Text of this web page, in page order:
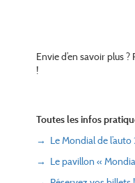
Envie d’en savoir plus
!
Toutes les infos
→ Le Mondial de l’auto
→ Le pavillon «